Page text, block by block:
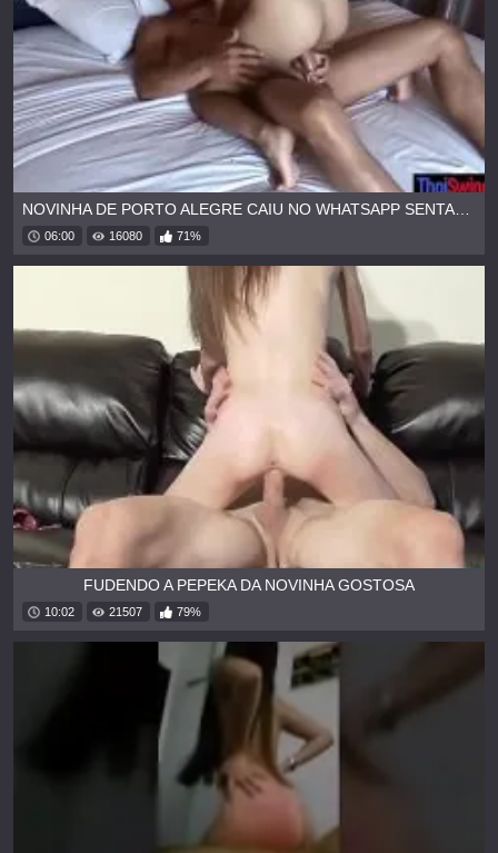
NOVINHA DE PORTO ALEGRE CAIU NO WHATSAPP SENTANDO NA PICA
06:00 16080 71%
FUDENDO A PEPEKA DA NOVINHA GOSTOSA
10:02 21507 79%